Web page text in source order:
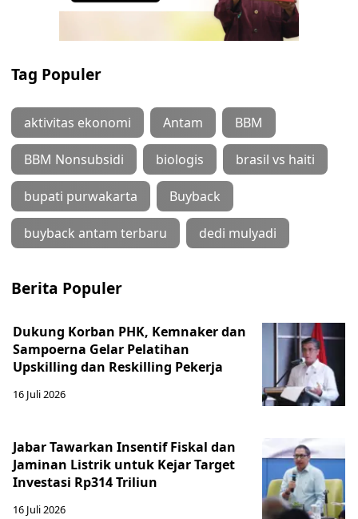
Tag Populer
aktivitas ekonomi Antam BBM
BBM Nonsubsidi biologis brasil vs haiti
bupati purwakarta Buyback
buyback antam terbaru dedi mulyadi
Berita Populer
Dukung Korban PHK, Kemnaker dan
Sampoerna Gelar Pelatihan
Upskilling dan Reskilling Pekerja
16 Juli 2026
Jabar Tawarkan Insentif Fiskal dan
Jaminan Listrik untuk Kejar Target
Investasi Rp314 Triliun
16 Juli 2026